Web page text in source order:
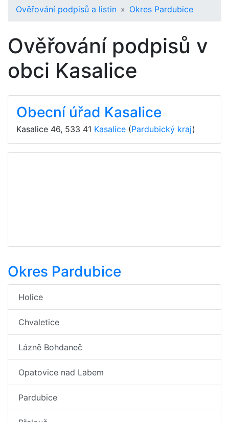
Ověřování podpisů a listin Okres Pardubice
Ověřování podpisů v
obci Kasalice
Obecní úřad Kasalice
Kasalice 46, 533 41 Kasalice (Pardubický kraj)
Okres Pardubice
Holice
Chvaletice
Lázně Bohdaneč
Opatovice nad Labem
Pardubice